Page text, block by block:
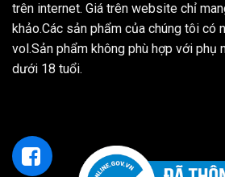
trên internet. Giá trên website chỉ
khảo.Các sản phẩm của chúng tôi có
vol.Sản phẩm không phù hợp với phụ
dưới 18 tuổi.